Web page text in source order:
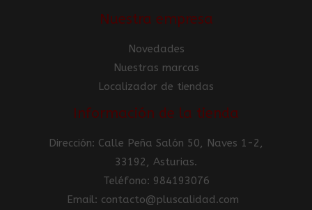
Nuestra empresa
Novedades
Nuestras marcas
Localizador de tiendas
Información de la tienda
Dirección: Calle Peña Salón 50, Naves 1-2,
33192, Asturias.
Teléfono: 984193076
Email: contacto@pluscalidad.com